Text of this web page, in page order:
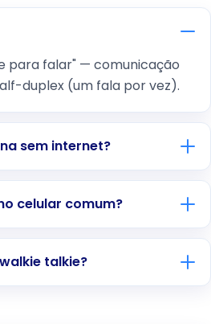
para falar" — comunicação
duplex (um fala por vez).
sem internet?
celular comum?
talkie?